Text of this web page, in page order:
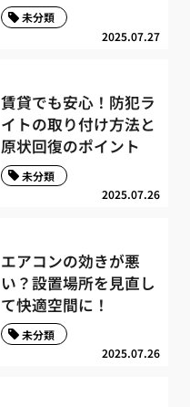
2025.07.27
未分類
賃貸でも安心！防犯ラ
イトの取り付け方法と
原状回復のポイント
2025.07.26
未分類
エアコンの効きが悪
い？設置場所を見直し
て快適空間に！
2025.07.26
未分類